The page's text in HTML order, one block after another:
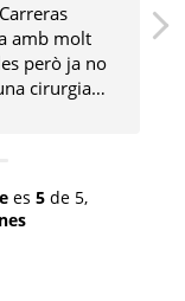
amb molt
però ja no
cirurgia
es 5 de 5,